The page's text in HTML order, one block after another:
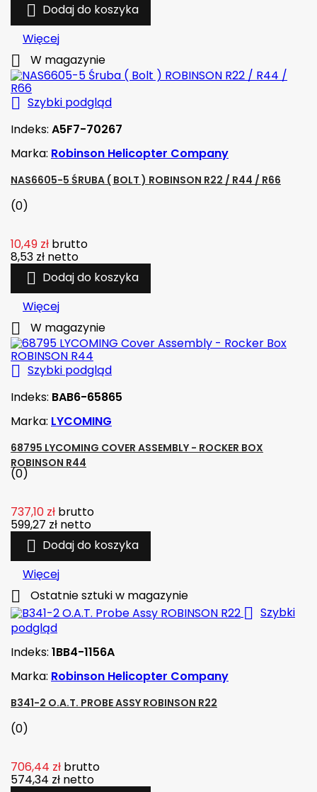
 Dodaj do koszyka
Więcej
 W magazynie
 Szybki podgląd
Indeks: A5F7-70267
Marka: Robinson Helicopter Company
NAS6605-5 ŚRUBA ( BOLT ) ROBINSON R22 / R44 / R66
(0)
10,49 zł brutto
8,53 zł netto
 Dodaj do koszyka
Więcej
 W magazynie
 Szybki podgląd
Indeks: BAB6-65865
Marka: LYCOMING
68795 LYCOMING COVER ASSEMBLY - ROCKER BOX
ROBINSON R44
(0)
737,10 zł brutto
599,27 zł netto
 Dodaj do koszyka
Więcej
 Ostatnie sztuki w magazynie
 Szybki
podgląd
Indeks: 1BB4-1156A
Marka: Robinson Helicopter Company
B341-2 O.A.T. PROBE ASSY ROBINSON R22
(0)
706,44 zł brutto
574,34 zł netto